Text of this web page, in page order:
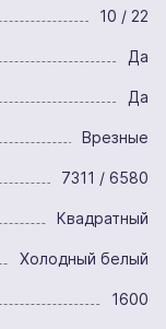
10 / 22
Да
Да
Врезные
7311 / 6580
Квадратный
Холодный белый
1600